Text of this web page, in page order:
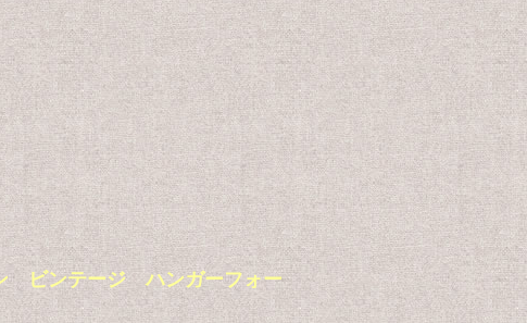
ビンテージ ハンガーフォー